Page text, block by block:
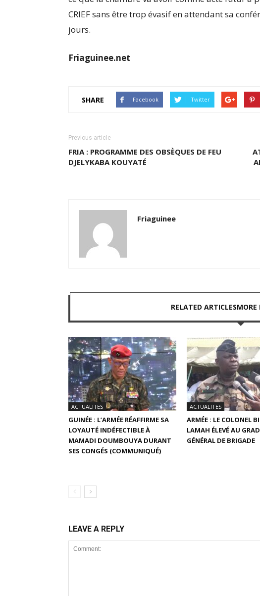
CRIEF sans être trop évasif en attendant sa
jours.
Friaguinee.net
SHARE Facebook Twitter
Previous article
FRIA : PROGRAMME DES OBSÈQUES DE FEU
DJELYKABA KOUYATÉ
Friaguinee
RELATED ARTICLESMORE
ACTUALITES
GUINÉE : L’ARMÉE RÉAFFIRME SA
LOYAUTÉ INDÉFECTIBLE À
MAMADI DOUMBOUYA DURANT
SES CONGÉS (COMMUNIQUÉ)
ACTUALITES
ARMÉE : LE COLONEL
LAMAH ÉLEVÉ AU
GÉNÉRAL DE BRIGADE
LEAVE A REPLY